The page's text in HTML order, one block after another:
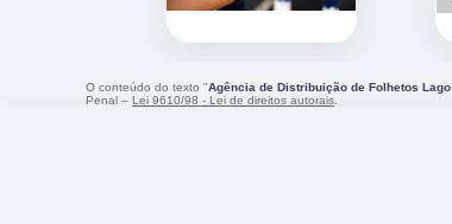
O conteúdo do texto "Agência de Distribuição de Folhetos Lago
Penal – Lei 9610/98 - Lei de direitos autorais.